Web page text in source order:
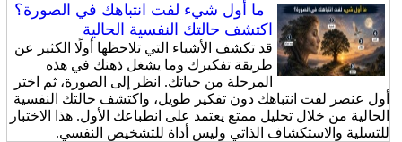
ما أول شيء لفت انتباهك في الصورة؟
اكتشف حالتك النفسية الحالية
قد تكشف الأشياء التي تلاحظها أولًا الكثير عن
طريقة تفكيرك وما يشغل ذهنك في هذه
المرحلة من حياتك. انظر إلى الصورة، ثم اختر
أول عنصر لفت انتباهك دون تفكير طويل، واكتشف حالتك النفسية
الحالية من خلال تحليل ممتع يعتمد على انطباعك الأول. هذا الاختبار
للتسلية والاستكشاف الذاتي وليس أداة للتشخيص النفسي.